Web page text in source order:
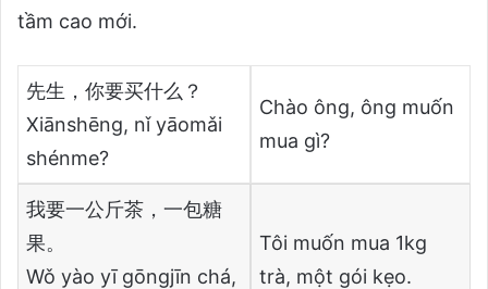
tầm cao mới.
先生，你要买什么？
Xiānshēng, nǐ yāomǎi
shénme?
Chào ông, ông muốn
mua gì?
我要一公斤茶，一包糖
果。
Wǒ yào yī gōngjīn chá,
Tôi muốn mua 1kg
trà, một gói kẹo.